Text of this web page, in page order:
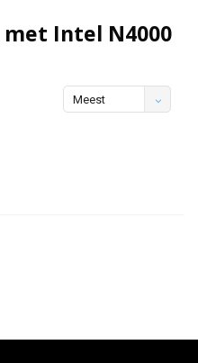
Intel N4000
Meest